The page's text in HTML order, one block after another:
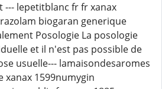
lepetitblanc fr fr xanax
biogaran generique
Posologie La posologie
et il n'est pas possible de
usuelle--- lamaisondesaromes
1599numygin